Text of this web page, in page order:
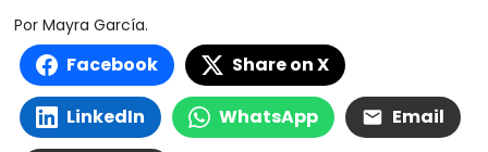
Por Mayra García.
Facebook Share on X
LinkedIn WhatsApp Email